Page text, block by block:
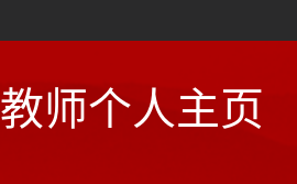
教师个人主页